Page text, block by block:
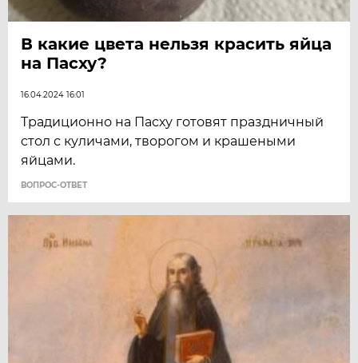
В какие цвета нельзя красить яйца
на Пасху?
16.04.2024 16:01
Традиционно на Пасху готовят праздничный
cтол с куличами, твopoгом и крашеными
яйцами.
ВОПРОС-ОТВЕТ